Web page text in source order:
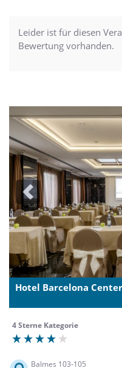
Leider ist für diesen
Bewertung vorhanden.
Previous
Hotel Barcelona Center
4 Sterne Kategorie
Balmes 103-105